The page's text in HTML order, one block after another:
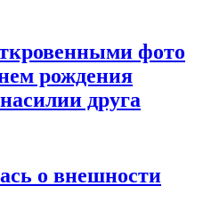
фото
рождения
друга
о внешности